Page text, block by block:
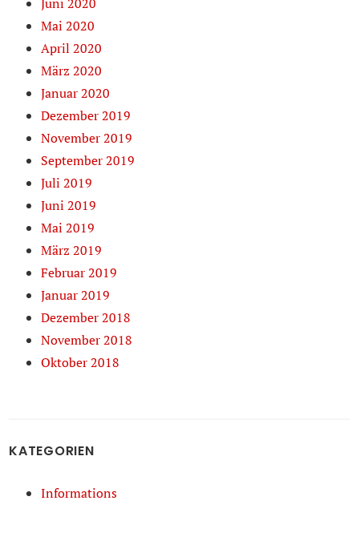
Mai 2020
April 2020
März 2020
Januar 2020
Dezember 2019
November 2019
September 2019
Juli 2019
Juni 2019
Mai 2019
März 2019
Februar 2019
Januar 2019
Dezember 2018
November 2018
Oktober 2018
KATEGORIEN
Informations